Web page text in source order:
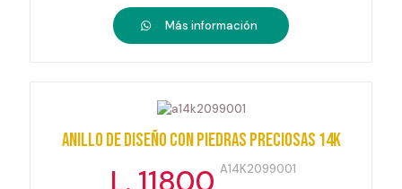
Más información
Anillo de diseño con piedras preciosas 14k
A14K2099001